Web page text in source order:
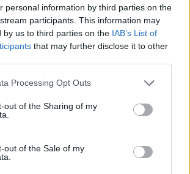
personal information by third parties on the
participants. This information may
by us to third parties on the IAB’s List of
that may further disclose it to other
Processing Opt Outs
out of the Sharing of my
out of the Sale of my
στο κλιματιστικό δεν αποτελούν